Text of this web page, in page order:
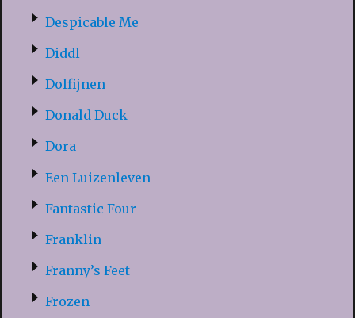
Despicable Me
Diddl
Dolfijnen
Donald Duck
Dora
Een Luizenleven
Fantastic Four
Franklin
Franny’s Feet
Frozen